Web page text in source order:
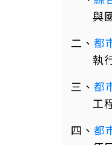
與
二、都
執
三、都
工
四、都